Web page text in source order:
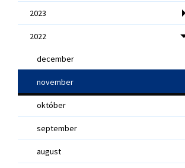
2023
2022
december
november
október
september
august